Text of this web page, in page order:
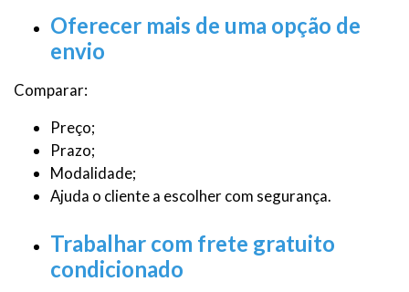
Oferecer mais de uma opção de
envio
Comparar:
Preço;
Prazo;
Modalidade;
Ajuda o cliente a escolher com segurança.
Trabalhar com frete gratuito
condicionado